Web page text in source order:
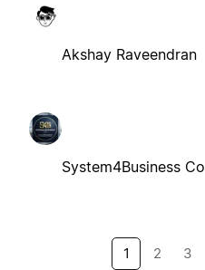
Akshay Raveendran
System4Business Co
1 2 3